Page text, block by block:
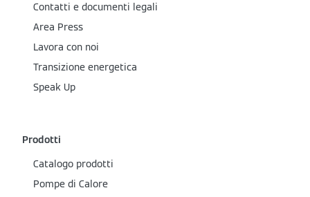
Contatti e documenti legali
Area Press
Lavora con noi
Transizione energetica
Speak Up
Prodotti
Catalogo prodotti
Pompe di Calore